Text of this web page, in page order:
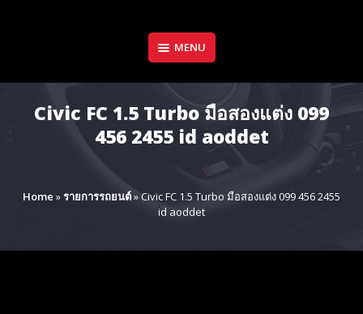
MENU
Civic FC 1.5 Turbo มือสองแต่ง 099
456 2455 id aoddet
Home »รายการรถยนต์»Civic FC 1.5 Turbo มือสองแต่ง 099 456 2455
id aoddet